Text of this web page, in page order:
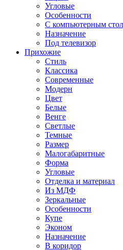
Угловые
Особенности
С компьютерным
Назначение
Под телевизор
Прихожие
Стиль
Классика
Современные
Модерн
Цвет
Белые
Венге
Светлые
Темные
Размер
Малогабаритные
Форма
Угловые
Отделка и материал
Из МДФ
Зеркальные
Особенности
Купе
Эконом
Назначение
В коридор